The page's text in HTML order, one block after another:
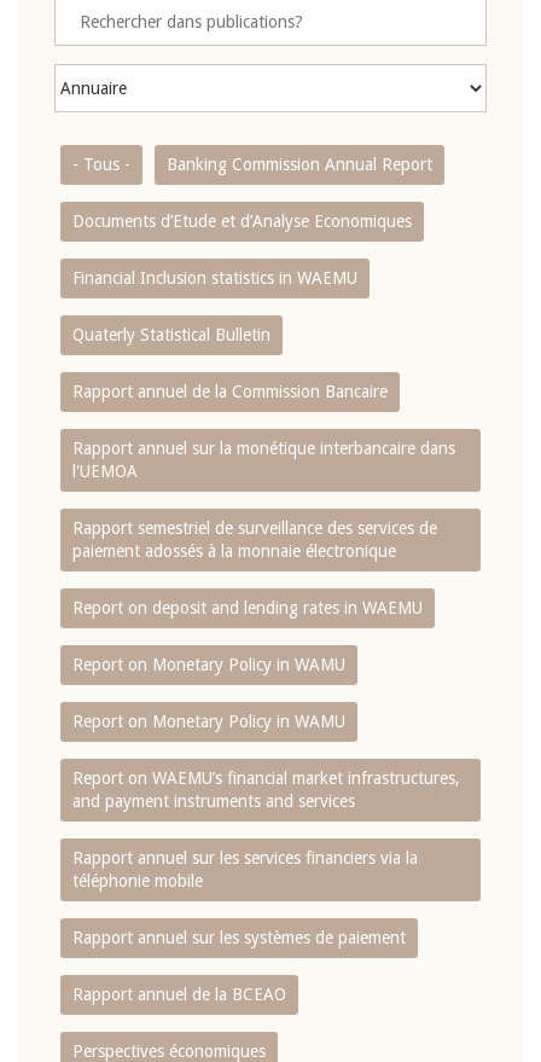
- Tous - Banking Commission Annual Report
Documents d’Etude et d’Analyse Economiques
Financial Inclusion statistics in WAEMU
Quaterly Statistical Bulletin
Rapport annuel de la Commission Bancaire
Rapport annuel sur la monétique interbancaire dans
l'UEMOA
Rapport semestriel de surveillance des services de
paiement adossés à la monnaie électronique
Report on deposit and lending rates in WAEMU
Report on Monetary Policy in WAMU
Report on Monetary Policy in WAMU
Report on WAEMU’s financial market infrastructures,
and payment instruments and services
Rapport annuel sur les services financiers via la
téléphonie mobile
Rapport annuel sur les systèmes de paiement
Rapport annuel de la BCEAO
Perspectives économiques